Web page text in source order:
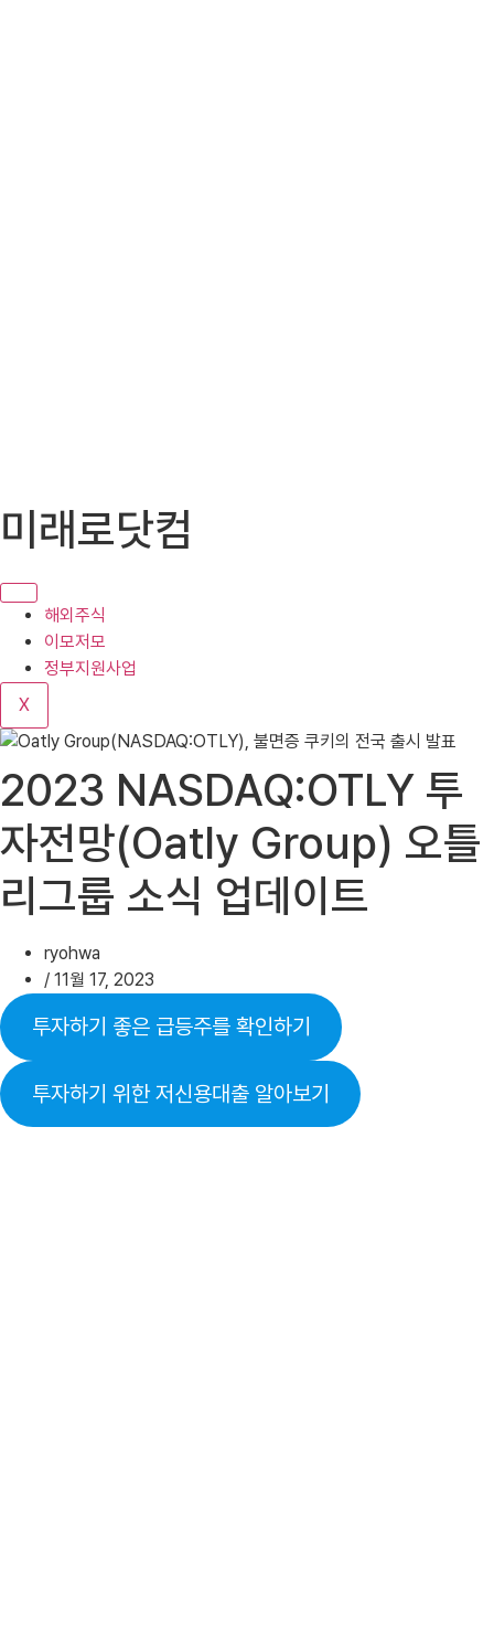
텐
로
기
미래로닷컴
해외주식
이모저모
정부지원사업
X
2023 NASDAQ:OTLY 투
자전망(Oatly Group) 오틀
리그룹 소식 업데이트
ryohwa
/ 11월 17, 2023
투자하기 좋은 급등주를 확인하기
투자하기 위한 저신용대출 알아보기